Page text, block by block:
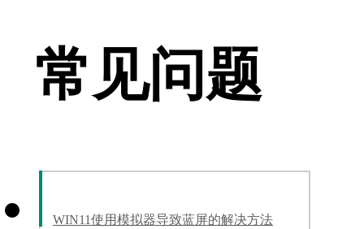
常见问题
WIN11使用模拟器导致蓝屏的解决方法